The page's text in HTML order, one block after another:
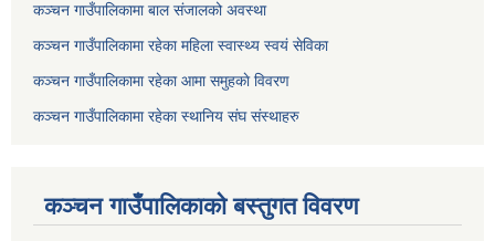
कञ्चन गाउँपालिकामा बाल संजालको अवस्था
कञ्चन गाउँपालिकामा रहेका महिला स्वास्थ्य स्वयं सेविका
कञ्चन गाउँपालिकामा रहेका आमा समुहकाे विवरण
कञ्चन गाउँपालिकामा रहेका स्थानिय संघ संस्थाहरु
कञ्चन गाउँपालिकाकाे बस्तुगत विवरण